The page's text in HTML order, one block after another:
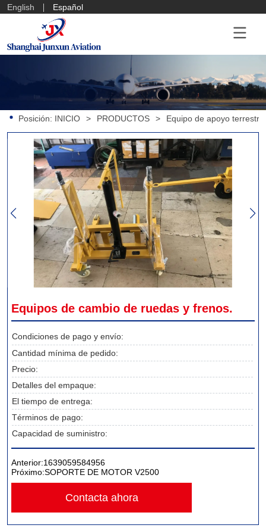
English Español
Posición: INICIO > PRODUCTOS > Equipo de apoyo terrestre
Equipos de cambio de ruedas y frenos.
Condiciones de pago y envío:
Cantidad mínima de pedido:
Precio:
Detalles del empaque:
El tiempo de entrega:
Términos de pago:
Capacidad de suministro:
Anterior:1639059584956
Próximo:SOPORTE DE MOTOR V2500
Contacta ahora